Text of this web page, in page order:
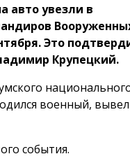
авто увезли в
Это
Крупецкий.
военный,
события.